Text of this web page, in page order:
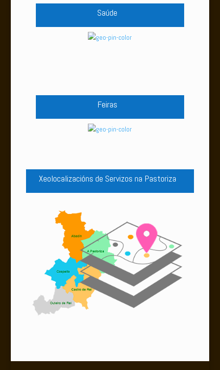
Saúde
Feiras
Xeolocalizacións de Servizos na Pastoriza